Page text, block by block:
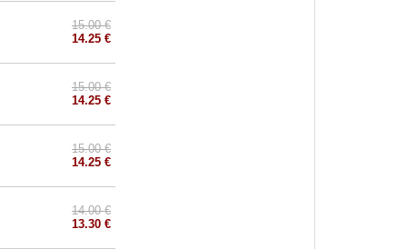
15.00 €
14.25 €
15.00 €
14.25 €
15.00 €
14.25 €
14.00 €
13.30 €